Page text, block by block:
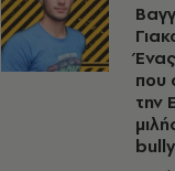
που
την